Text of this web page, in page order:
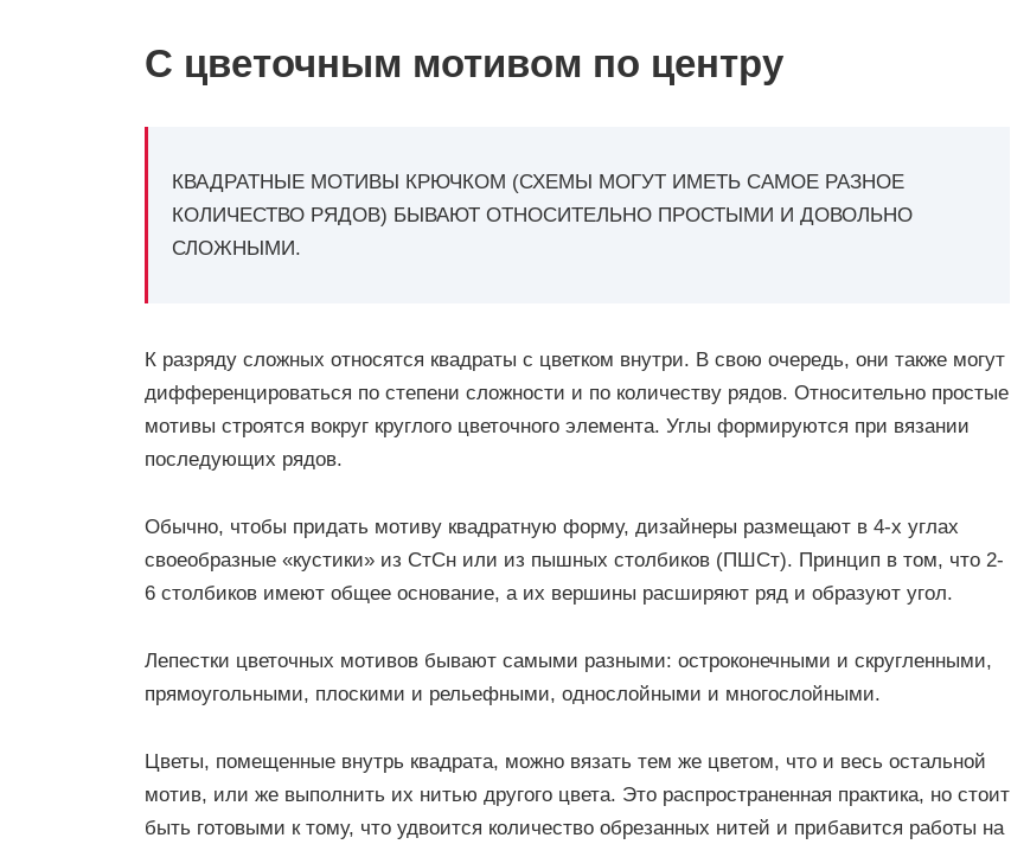
С цветочным мотивом по центру
КВАДРАТНЫЕ МОТИВЫ КРЮЧКОМ (СХЕМЫ МОГУТ ИМЕТЬ САМОЕ РАЗНОЕ
КОЛИЧЕСТВО РЯДОВ) БЫВАЮТ ОТНОСИТЕЛЬНО ПРОСТЫМИ И ДОВОЛЬНО
СЛОЖНЫМИ.
К разряду сложных относятся квадраты с цветком внутри. В свою очередь, они также могут
дифференцироваться по степени сложности и по количеству рядов. Относительно простые
мотивы строятся вокруг круглого цветочного элемента. Углы формируются при вязании
последующих рядов.
Обычно, чтобы придать мотиву квадратную форму, дизайнеры размещают в 4-х углах
своеобразные «кустики» из СтСн или из пышных столбиков (ПШСт). Принцип в том, что 2-
6 столбиков имеют общее основание, а их вершины расширяют ряд и образуют угол.
Лепестки цветочных мотивов бывают самыми разными: остроконечными и скругленными,
прямоугольными, плоскими и рельефными, однослойными и многослойными.
Цветы, помещенные внутрь квадрата, можно вязать тем же цветом, что и весь остальной
мотив, или же выполнить их нитью другого цвета. Это распространенная практика, но стоит
быть готовыми к тому, что удвоится количество обрезанных нитей и прибавится работы на